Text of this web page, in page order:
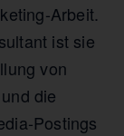
Arbeit.
ist sie
von
die
Postings